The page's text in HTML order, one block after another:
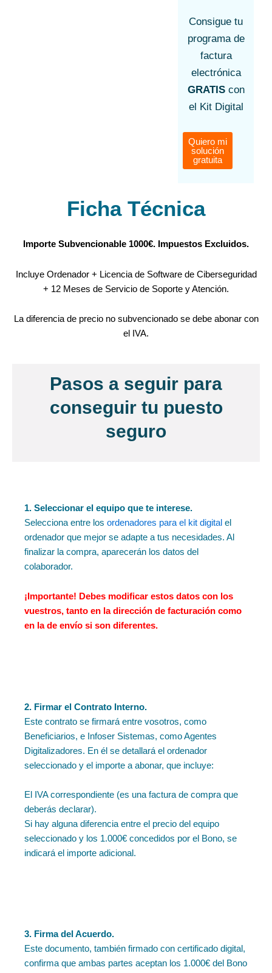
Consigue tu
programa de
factura
electrónica
GRATIScon
el Kit Digital
Quiero mi
solución
gratuita
Ficha Técnica
Importe Subvencionable 1000€. Impuestos Excluidos.
Incluye Ordenador + Licencia de Software de Ciberseguridad
+ 12 Meses de Servicio de Soporte y Atención.
La diferencia de precio no subvencionado se debe abonar con
el IVA.
Pasos a seguir para
conseguir tu puesto
seguro
1. Seleccionar el equipo que te interese.
Selecciona entre los ordenadores para el kit digital el
ordenador que mejor se adapte a tus necesidades. Al
finalizar la compra, aparecerán los datos del
colaborador.
¡Importante! Debes modificar estos datos con los
vuestros, tanto en la dirección de facturación como
en la de envío si son diferentes.
2. Firmar el Contrato Interno.
Este contrato se firmará entre vosotros, como
Beneficiarios, e Infoser Sistemas, como Agentes
Digitalizadores. En él se detallará el ordenador
seleccionado y el importe a abonar, que incluye:
El IVA correspondiente (es una factura de compra que
deberás declarar).
Si hay alguna diferencia entre el precio del equipo
seleccionado y los 1.000€ concedidos por el Bono, se
indicará el importe adicional.
3. Firma del Acuerdo.
Este documento, también firmado con certificado digital,
confirma que ambas partes aceptan los 1.000€ del Bono